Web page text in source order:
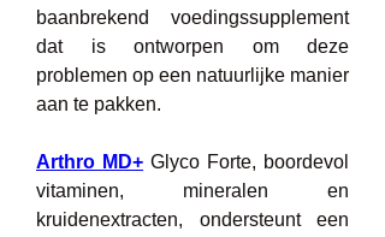
baanbrekend voedingssupplement
dat is ontworpen om deze
problemen op een natuurlijke manier
aan te pakken.
Arthro MD+ Glyco Forte, boordevol
vitaminen, mineralen en
kruidenextracten, ondersteunt een